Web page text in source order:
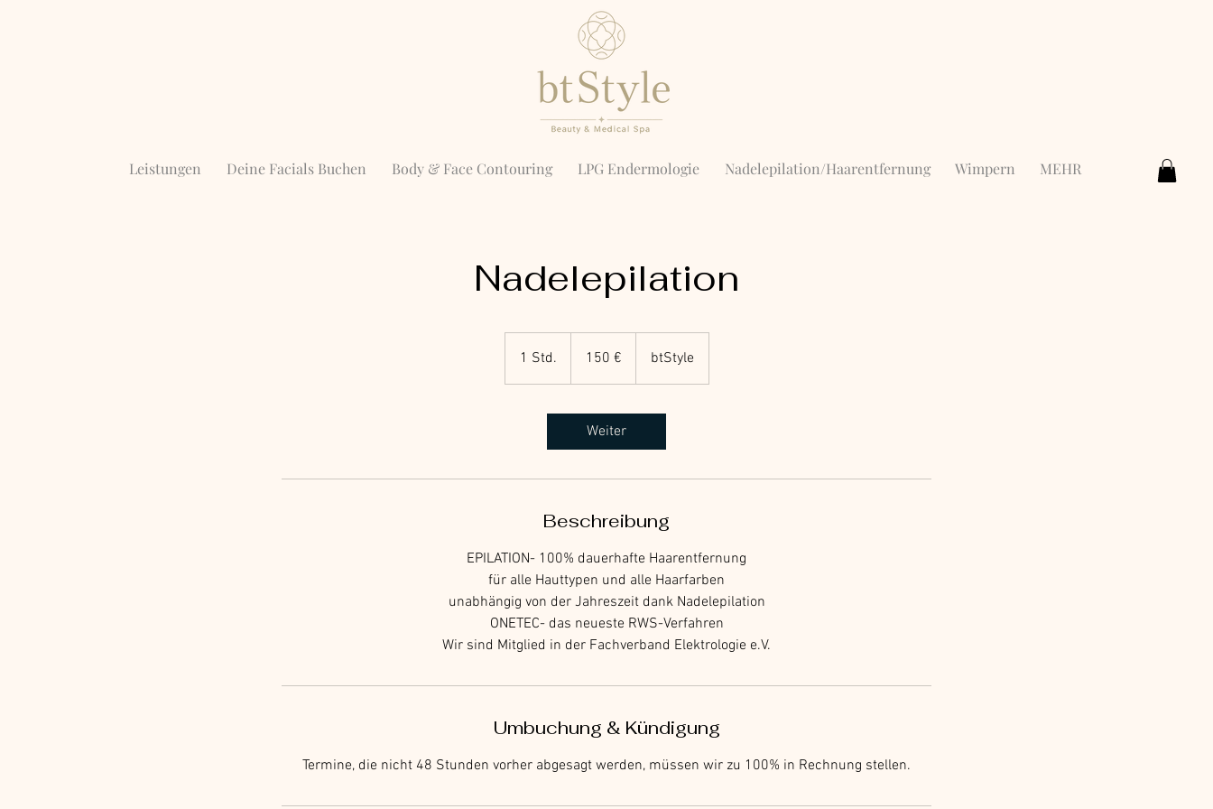
Leistungen Deine Facials Buchen Body & Face Contouring LPG Endermologie Nadelepilation/Haarentfernung Wimpern MEHR
Nadelepilation
1 Std.
S
150 € btStyle
Weiter
Beschreibung
EPILATION- 100% dauerhafte Haarentfernung
für alle Hauttypen und alle Haarfarben
unabhängig von der Jahreszeit dank Nadelepilation
ONETEC- das neueste RWS-Verfahren
Wir sind Mitglied in der Fachverband Elektrologie e.V.
Umbuchung & Kündigung
Termine, die nicht 48 Stunden vorher abgesagt werden, müssen wir zu 100% in Rechnung stellen.